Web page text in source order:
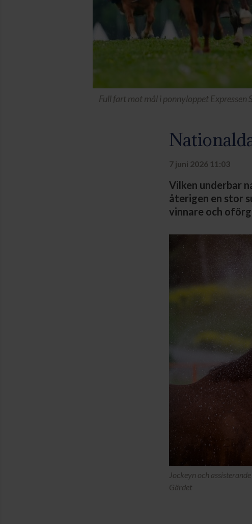
Full fart mot mål i ponnyloppet Expressen
7 juni 2026 11:03
Vilken underbar
återigen en stor
vinnare och
Jockeyn och
Gärdet